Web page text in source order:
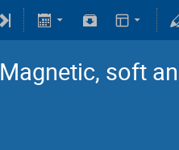
Magnetic, soft